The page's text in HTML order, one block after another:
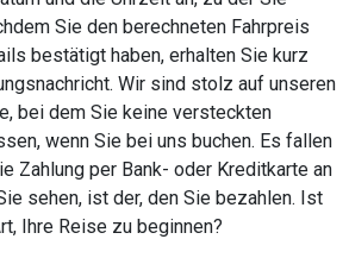
Sie den berechneten Fahrpreis
bestätigt haben, erhalten Sie kurz
Wir sind stolz auf unseren
bei dem Sie keine versteckten
wenn Sie bei uns buchen. Es fallen
Zahlung per Bank- oder Kreditkarte an
sehen, ist der, den Sie bezahlen. Ist
Ihre Reise zu beginnen?